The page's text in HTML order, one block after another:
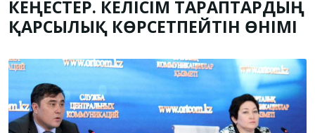
КЕҢЕСТЕР. КЕЛІСІМ ТАРАПТАРДЫҢ
ҚАРСЫЛЫҚ КӨРСЕТПЕЙТІН ӨНІМІ